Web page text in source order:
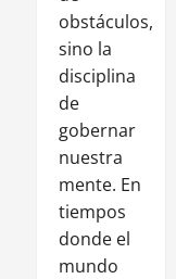
obstáculos,
sino la
disciplina
de
gobernar
nuestra
mente. En
tiempos
donde el
mundo